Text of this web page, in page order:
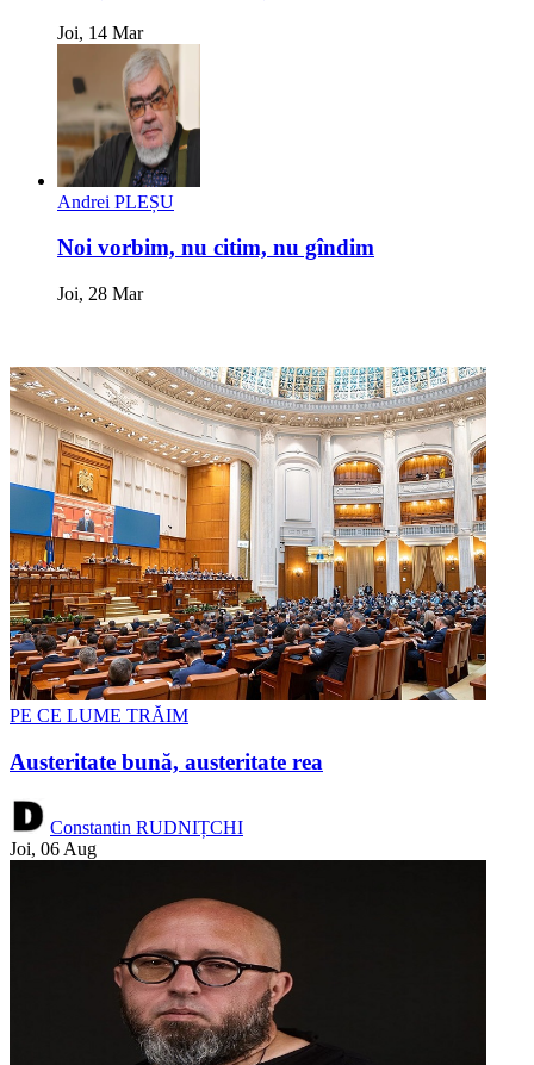
Joi, 14 Mar
Andrei PLEȘU
Noi vorbim, nu citim, nu gîndim
Joi, 28 Mar
PE CE LUME TRĂIM
Austeritate bună, austeritate rea
Constantin RUDNIȚCHI
Joi, 06 Aug